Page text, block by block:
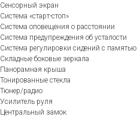
Сенсорный экран
Система «старт-стоп»
Система оповещения о расстоянии
Система предупреждения об усталости
Система регулировки сидений с памятью
Складные боковые зеркала
Панорамная крыша
Тонированные стекла
Тюнер/радио
Усилитель руля
Центральный замок